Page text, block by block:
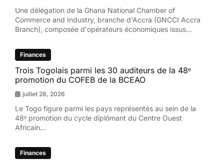
Une délégation de la Ghana National Chamber of
Commerce and Industry, branche d'Accra (GNCCI Accra
Branch), composée d'opérateurs économiques issus...
Finances
Trois Togolais parmi les 30 auditeurs de la 48ᵉ
promotion du COFEB de la BCEAO
juillet 28, 2026
Le Togo figure parmi les pays représentés au sein de la
48ᵉ promotion du cycle diplômant du Centre Ouest
Africain...
Finances